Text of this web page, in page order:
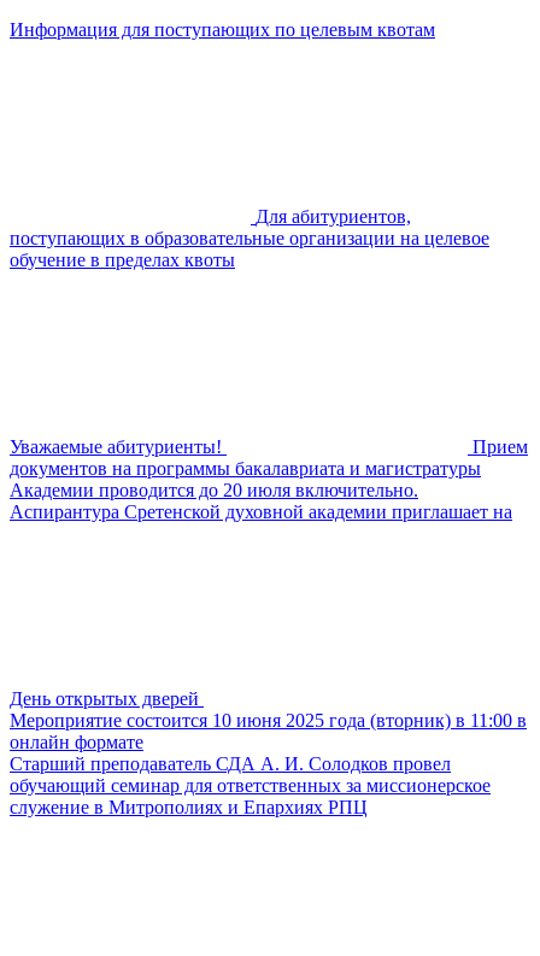
Информация для поступающих по целевым квотам
Для абитуриентов,
поступающих в образовательные организации на целевое
обучение в пределах квоты
Уважаемые абитуриенты!
Прием
документов на программы бакалавриата и магистратуры
Академии проводится до 20 июля включительно.
Аспирантура Сретенской духовной академии приглашает на
День открытых дверей
Мероприятие состоится 10 июня 2025 года (вторник) в 11:00 в
онлайн формате
Старший преподаватель СДА А. И. Солодков провел
обучающий семинар для ответственных за миссионерское
служение в Митрополиях и Епархиях РПЦ